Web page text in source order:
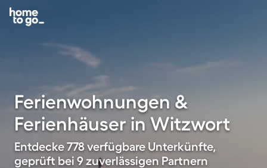
Ferienwohnungen &
Ferienhäuser in Witzwort
Entdecke 778 verfügbare Unterkünfte,
geprüft bei 9 zuverlässigen Partnern